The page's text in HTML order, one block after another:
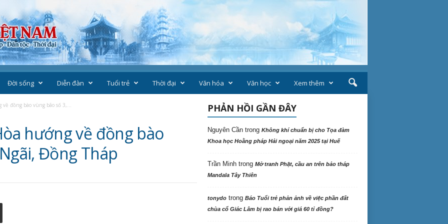
Đời sống Diễn đàn Tuổi trẻ Thời đại Văn hóa Văn học Xem thêm
đồng bào vùng bão số 3,...
hướng về đồng bào
Đồng Tháp
PHẢN HỒI GẦN ĐÂY
Nguyên Cầntrong Không khí chuẩn bị cho Tọa đàm
Khoa học Hoằng pháp Hải ngoại năm 2025 tại Huế
Trần Minhtrong Mở tranh Phật, cầu an trên bảo tháp
Mandala Tây Thiên
tonydotrong Báo Tuổi trẻ phản ảnh về việc phần đất
chùa cổ Giác Lâm bị rao bán với giá 60 tỉ đồng?